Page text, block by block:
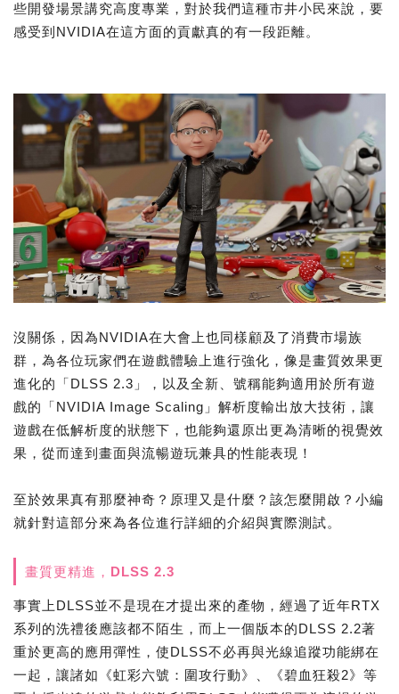
些開發場景講究高度專業，對於我們這種市井小民來說，要
感受到NVIDIA在這方面的貢獻真的有一段距離。
沒關係，因為NVIDIA在大會上也同樣顧及了消費市場族
群，為各位玩家們在遊戲體驗上進行強化，像是畫質效果更
進化的「DLSS 2.3」，以及全新、號稱能夠適用於所有遊
戲的「NVIDIA Image Scaling」解析度輸出放大技術，讓
遊戲在低解析度的狀態下，也能夠還原出更為清晰的視覺效
果，從而達到畫面與流暢遊玩兼具的性能表現！
至於效果真有那麼神奇？原理又是什麼？該怎麼開啟？小編
就針對這部分來為各位進行詳細的介紹與實際測試。
畫質更精進，DLSS 2.3
事實上DLSS並不是現在才提出來的產物，經過了近年RTX
系列的洗禮後應該都不陌生，而上一個版本的DLSS 2.2著
重於更高的應用彈性，使DLSS不必再與光線追蹤功能綁在
一起，讓諸如《虹彩六號：圍攻行動》、《碧血狂殺2》等